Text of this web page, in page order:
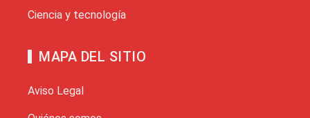
Ciencia y tecnología
MAPA DEL SITIO
Aviso Legal